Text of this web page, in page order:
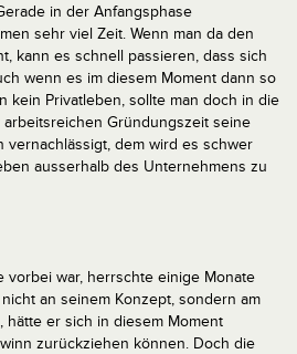
in der Anfangsphase
sehr viel Zeit. Wenn man da den
kann es schnell passieren, dass sich
wenn es im diesem Moment dann so
kein Privatleben, sollte man doch in die
Gründungszeit seine
vernachlässigt, dem wird es schwer
ausserhalb des Unternehmens zu
vorbei war, herrschte einige Monate
an seinem Konzept, sondern am
er sich in diesem Moment
zurückziehen können. Doch die